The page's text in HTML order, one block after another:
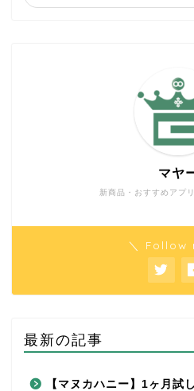
新商品・おすすめアプ
マヤ
＼ Follow
最新の記事
【マヌカハニー】1ヶ月試